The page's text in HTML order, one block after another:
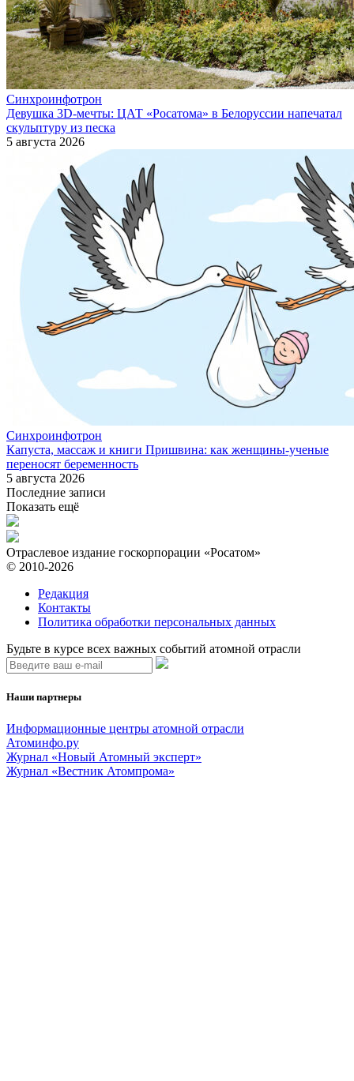
Синхроинфотрон
Девушка 3D-мечты: ЦАТ «Росатома» в Белоруссии напечатал
скульптуру из песка
5 августа 2026
Синхроинфотрон
Капуста, массаж и книги Пришвина: как женщины-ученые
переносят беременность
5 августа 2026
Последние записи
Показать ещё
Отраслевое издание госкорпорации «Росатом»
© 2010-2026
Редакция
Контакты
Политика обработки персональных данных
Будьте в курсе всех важных событий атомной отрасли
Наши партнеры
Информационные центры атомной отрасли
Атоминфо.ру
Журнал «Новый Атомный эксперт»
Журнал «Вестник Атомпрома»